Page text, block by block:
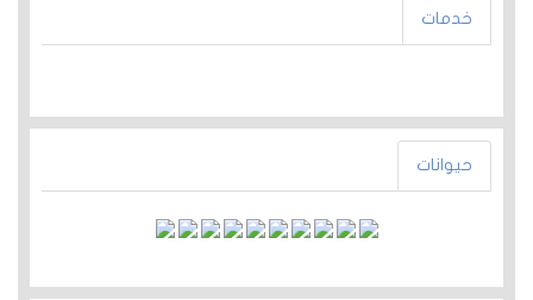
خدمات
حيوانات